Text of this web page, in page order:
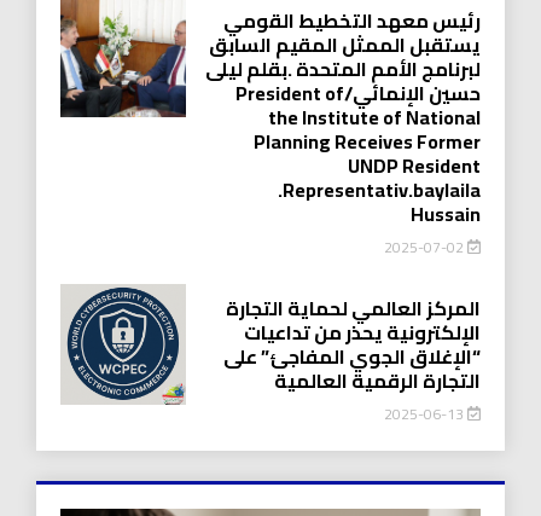
رئيس معهد التخطيط القومي
يستقبل الممثل المقيم السابق
لبرنامج الأمم المتحدة .بقلم ليلى
حسين الإنمائي/President of
the Institute of National
Planning Receives Former
UNDP Resident
.Representativ.baylaila
Hussain
2025-07-02
المركز العالمي لحماية التجارة
الإلكترونية يحذر من تداعيات
“الإغلاق الجوي المفاجئ” على
التجارة الرقمية العالمية
2025-06-13